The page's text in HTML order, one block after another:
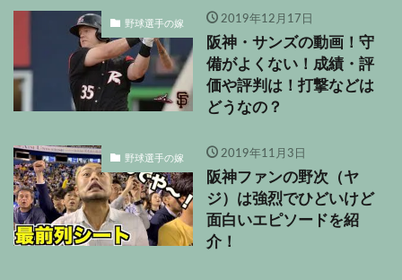
野球選手の嫁 2019年12月17日
阪神・サンズの動画！守
備がよくない！成績・評
価や評判は！打撃などは
どうなの？
野球選手の嫁 2019年11月3日
阪神ファンの野次（ヤ
ジ）は強烈でひどいけど
面白いエピソードを紹
介！